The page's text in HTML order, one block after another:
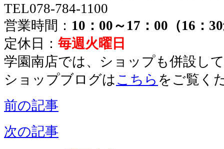
TEL078-784-1100
営業時間： 10：00～17：00（16：
定休日： 毎週火曜日
学園南店では、ショップも併設し
ショップブログは こちら をご覧く
前の記事
次の記事